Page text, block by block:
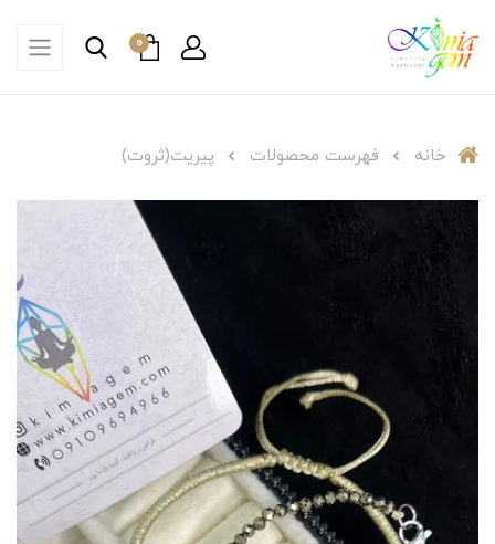
0
خانه فهرست محصولات پیریت(ثروت)